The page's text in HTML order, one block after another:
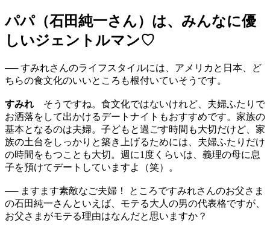
パパ（石田純一さん）は、みんなに優
しいジェントルマン♡
── すみれさんのライフスタイルには、アメリカと日本、ど
ちらの食文化のいいところも根付いていそうです。
すみれ そうですね。食文化ではないけれど、夫婦ふたりで
お洒落をして出かけるデートナイトもおすすめです。家族の
基本となるのは夫婦。子どもと過ごす時間も大切だけど、家
族の土台をしっかりと築き上げるためには、夫婦ふたりだけ
の時間をもつことも大切。週に1度くらいは、義理の母に息
子を預けてデートしていますよ（笑）。
── ますます素敵なご夫婦！ ところですみれさんのお父さま
の石田純一さんといえば、モテる大人の男の代表格ですが、
お父さまがモテる理由はなんだと思いますか？